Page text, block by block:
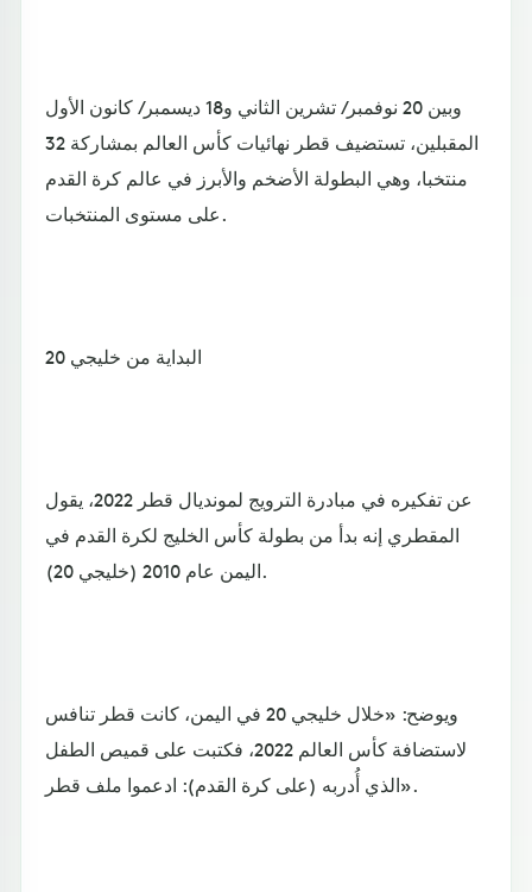
وبين 20 نوفمبر/ تشرين الثاني و18 ديسمبر/ كانون الأول
المقبلين، تستضيف قطر نهائيات كأس العالم بمشاركة 32
منتخبا، وهي البطولة الأضخم والأبرز في عالم كرة القدم
على مستوى المنتخبات.
البداية من خليجي 20
عن تفكيره في مبادرة الترويج لمونديال قطر 2022، يقول
المقطري إنه بدأ من بطولة كأس الخليج لكرة القدم في
اليمن عام 2010 (خليجي 20).
ويوضح: «خلال خليجي 20 في اليمن، كانت قطر تنافس
لاستضافة كأس العالم 2022، فكتبت على قميص الطفل
الذي أُدربه (على كرة القدم): ادعموا ملف قطر».